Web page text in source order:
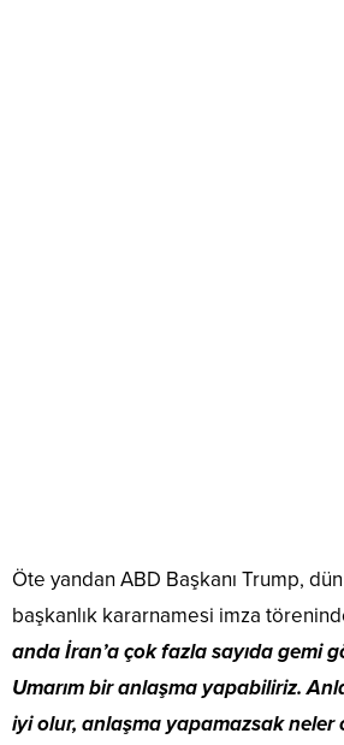
Öte yandan ABD Başkanı Trump,
başkanlık kararnamesi imza
anda İran’a çok fazla sayıda gemi
Umarım bir anlaşma yapabiliriz.
iyi olur, anlaşma yapamazsak neler